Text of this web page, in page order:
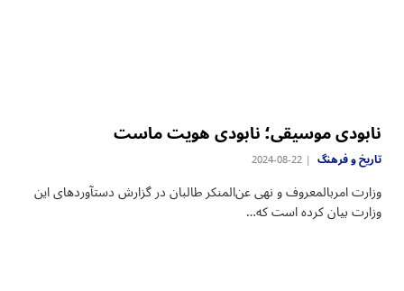
نابودی موسیقی؛ نابودی هویت ماست
تاریخ و فرهنگ 2024-08-22
وزارت امربالمعروف و نهی عن‌المنکر طالبان در گزارش دستآوردهای این
وزارت بیان کرده است که…